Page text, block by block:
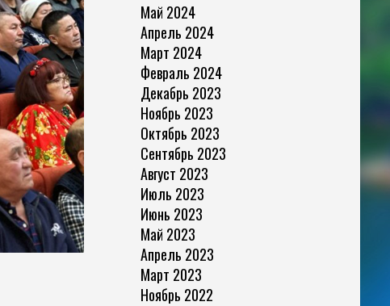
Май 2024
Апрель 2024
Март 2024
Февраль 2024
Декабрь 2023
Ноябрь 2023
Октябрь 2023
Сентябрь 2023
Август 2023
Июль 2023
Июнь 2023
Май 2023
Апрель 2023
Март 2023
Ноябрь 2022